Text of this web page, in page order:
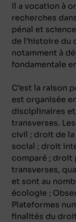
Il a vocation à
recherches
pénal et
de l’histoire du
notamment à
fondamentale
C’est la raison
est organisée
disciplinaires
transverses.
civil ; droit de
social ; droit
comparé ; droit
transverses,
et sont au
écologie ;
Plateformes
finalités du